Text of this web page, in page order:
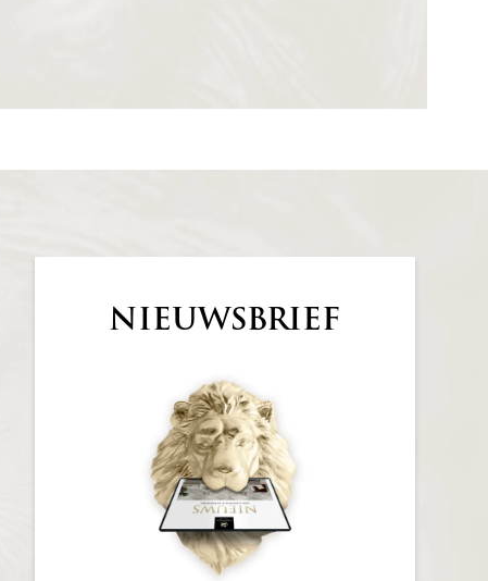
NIEUWSBRIEF